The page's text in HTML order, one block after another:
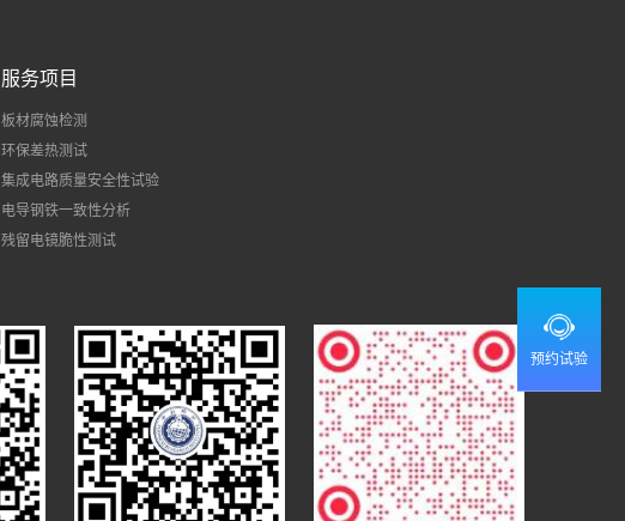
预约试验
服务项目
板材腐蚀检测
环保差热测试
集成电路质量安全性试验
电导钢铁一致性分析
残留电镜脆性测试